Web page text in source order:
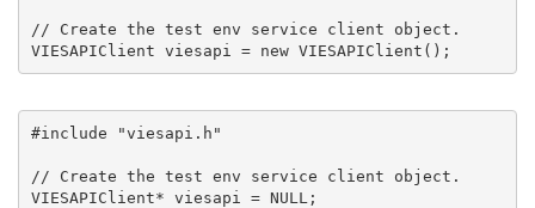
// Create the test env service client object.
VIESAPIClient viesapi = new VIESAPIClient();
#include "viesapi.h"
// Create the test env service client object.
VIESAPIClient* viesapi = NULL;